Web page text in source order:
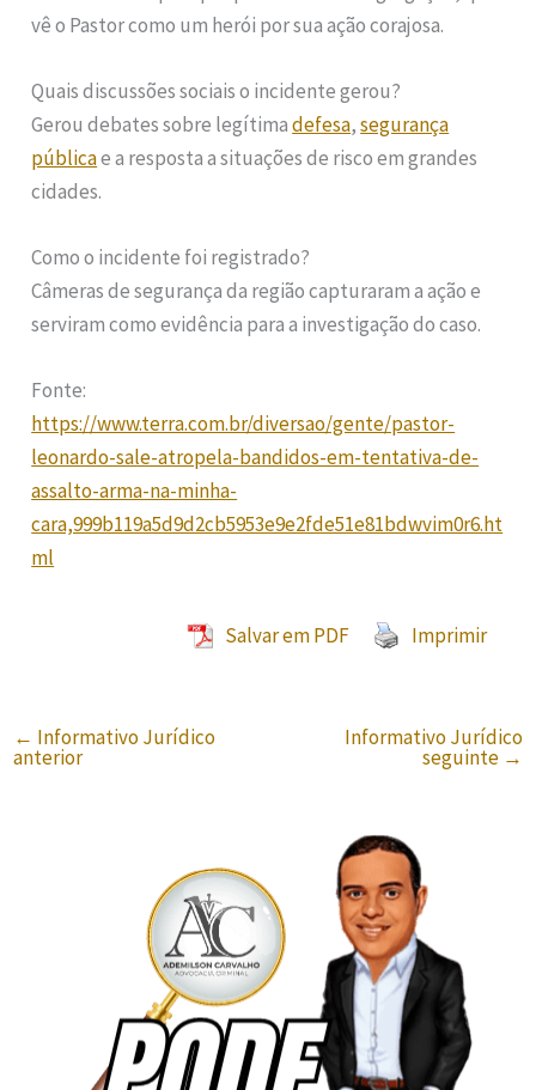
vê o Pastor como um herói por sua ação corajosa.
Quais discussões sociais o incidente gerou?
Gerou debates sobre legítimadefesa,segurança
públicae a resposta a situações de risco em grandes
cidades.
Como o incidente foi registrado?
Câmeras de segurança da região capturaram a ação e
serviram como evidência para a investigação do caso.
Fonte:
https://www.terra.com.br/diversao/gente/pastor-
leonardo-sale-atropela-bandidos-em-tentativa-de-
assalto-arma-na-minha-
cara,999b119a5d9d2cb5953e9e2fde51e81bdwvim0r6.ht
ml
Salvar em PDF Imprimir
← Informativo Jurídico
anterior
Informativo Jurídico
seguinte →